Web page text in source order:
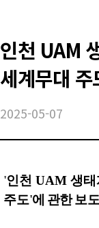
인천 UAM
세계무대 주
2025-05-07
'인천 UAM 생태
주도'에 관한 보